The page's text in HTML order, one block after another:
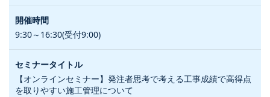
9:30～16:30(受付9:00)
【オンラインセミナー】発注者思考で考える工事成績で高得点
を取りやすい施工管理について